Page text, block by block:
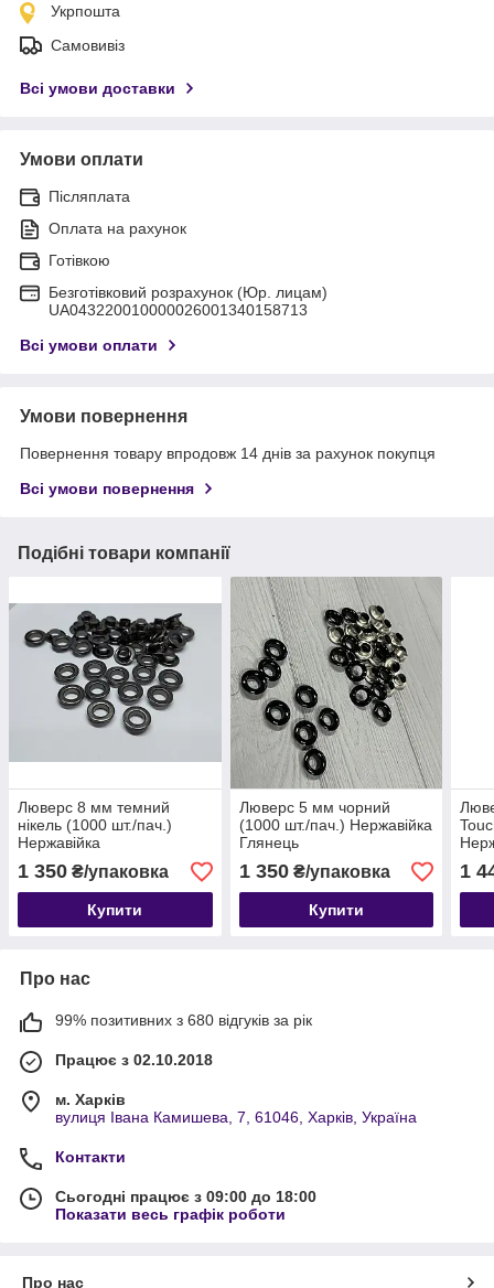
Укрпошта
Самовивіз
Всі умови доставки
Умови оплати
Післяплата
Оплата на рахунок
Готівкою
Безготівковий розрахунок (Юр. лицам)
UA043220010000026001340158713
Всі умови оплати
Умови повернення
Повернення товару впродовж 14 днів за рахунок покупця
Всі умови повернення
Подібні товари компанії
Люверс 8 мм темний
нікель (1000 шт./пач.)
Нержавійка
1 350 ₴/упаковка
Купити
Люверс 5 мм чорний
(1000 шт./пач.) Нержавійка
Глянець
1 350₴/упаковка
Купити
1
Про нас
99% позитивних з 680 відгуків за рік
Працює з 02.10.2018
м. Харків
вулиця Івана Камишева, 7, 61046, Харків, Україна
Контакти
Сьогодні працює з 09:00 до 18:00
Показати весь графік роботи
Про нас